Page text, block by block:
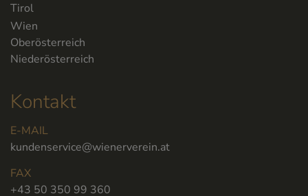
Kontakt
E-MAIL
kundenservice@wienerverein.at
FAX
+43 50 350 99 360
Tirol
Wien
Oberösterreich
Niederösterreich